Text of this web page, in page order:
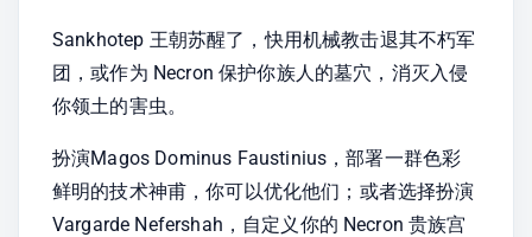
Sankhotep 王朝苏醒了，快用机械教击退其不朽军
团，或作为 Necron 保护你族人的墓穴，消灭入侵
你领土的害虫。
扮演Magos Dominus Faustinius，部署一群色彩
鲜明的技术神甫，你可以优化他们；或者选择扮演
Vargarde Nefershah，自定义你的 Necron 贵族宫